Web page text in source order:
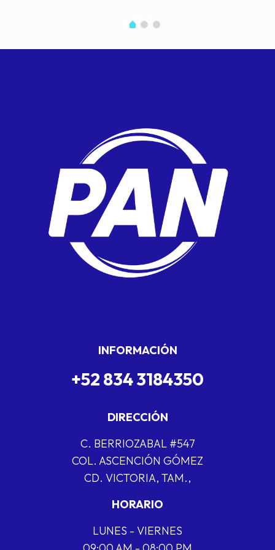
INFORMACIÓN
+52 834 3184350
DIRECCIÓN
C. BERRIOZABAL #547
COL. ASCENCIÓN GÓMEZ
CD. VICTORIA, TAM.,
HORARIO
LUNES - VIERNES